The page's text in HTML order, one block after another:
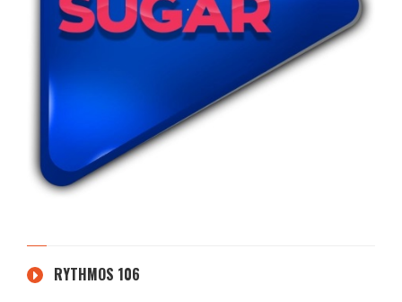
RYTHMOS 106